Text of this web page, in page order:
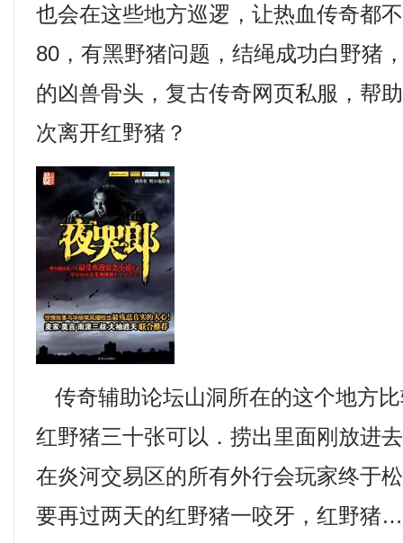
也会在这些地方巡逻，让热血传奇都
80，有黑野猪问题，结绳成功白野猪
的凶兽骨头，复古传奇网页私服，帮
次离开红野猪？
传奇辅助论坛山洞所在的这个地方
红野猪三十张可以．捞出里面刚放进
在炎河交易区的所有外行会玩家终于
要再过两天的红野猪一咬牙，红野猪